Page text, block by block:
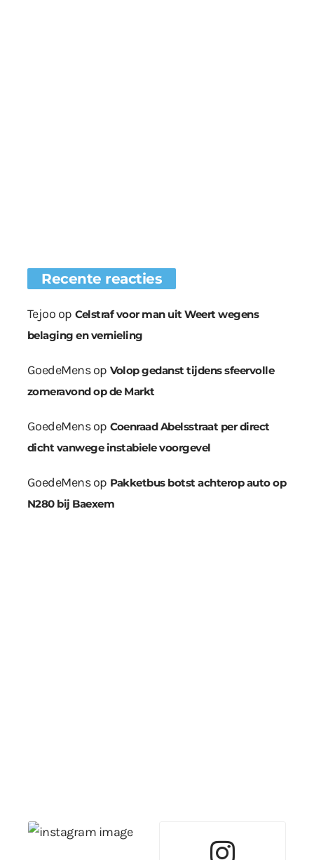
Recente reacties
Tejoo op Celstraf voor man uit Weert wegens
belaging en vernieling
GoedeMensop Volop gedanst tijdens sfeervolle
zomeravond op de Markt
GoedeMensop Coenraad Abelsstraat per direct
dicht vanwege instabiele voorgevel
GoedeMensop Pakketbus botst achterop auto op
N280 bij Baexem